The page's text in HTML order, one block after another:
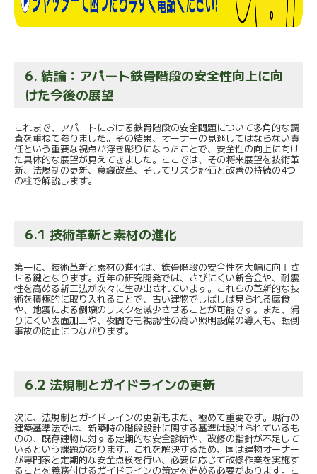
6. 結論：アパート鉄骨階段の安全性向上に向
けた今後の展望
これまで、アパートにおける鉄骨階段の安全問題について多角的な調
査を重ねて参りました。その結果、オーナーの見逃してはならない責
任という重要な視点が浮き彫りになったことで、安全性の向上に向け
た具体的な展望が見えてきました。ここでは、その将来展望を技術革
新、法規制の更新、意識改革、そしてリスク評価と改善の持続の4つ
の柱で解説します。
6.1 技術革新と素材の進化
第一に、技術革新と素材の進化は、鉄骨階段の安全性を大幅に向上さ
せる鍵となります。近年の研究開発では、さびにくい新合金や、耐震
性を高める新工法が次々に生み出されています。これらの革新的な技
術を積極的に取り入れることで、古い建物でしばしば見られる腐食
や、地震による倒壊のリスクを減少させることが可能です。また、滑
りにくい表面加工や、夜間でも視認性の高い照明設備の導入も、転倒
事故の防止につながります。
6.2 法規制とガイドラインの更新
次に、法規制とガイドラインの更新もまた、極めて重要です。現行の
建築基準法では、新築時の階段設計に関する基準は設けられているも
のの、既存建物に対する定期的な安全診断や、改修の指針が不足して
いるという課題があります。これを解決するため、国は建物オーナー
が専門家と定期的な安全点検を行い、必要に応じて改修作業を実施す
ることを義務付けるガイドラインの策定を進める必要があります。こ